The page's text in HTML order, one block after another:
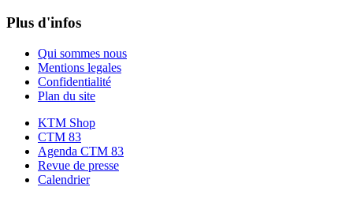
Plus d'infos
Qui sommes nous
Mentions legales
Confidentialité
Plan du site
KTM Shop
CTM 83
Agenda CTM 83
Revue de presse
Calendrier